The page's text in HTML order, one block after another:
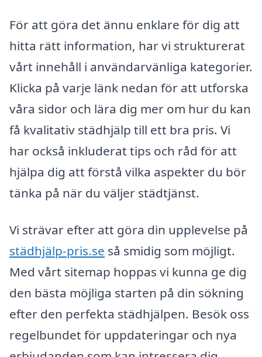
För att göra det ännu enklare för dig att
hitta rätt information, har vi strukturerat
vårt innehåll i användarvänliga kategorier.
Klicka på varje länk nedan för att utforska
våra sidor och lära dig mer om hur du kan
få kvalitativ städhjälp till ett bra pris. Vi
har också inkluderat tips och råd för att
hjälpa dig att förstå vilka aspekter du bör
tänka på när du väljer städtjänst.
Vi strävar efter att göra din upplevelse på
städhjälp-pris.se så smidig som möjligt.
Med vårt sitemap hoppas vi kunna ge dig
den bästa möjliga starten på din sökning
efter den perfekta städhjälpen. Besök oss
regelbundet för uppdateringar och nya